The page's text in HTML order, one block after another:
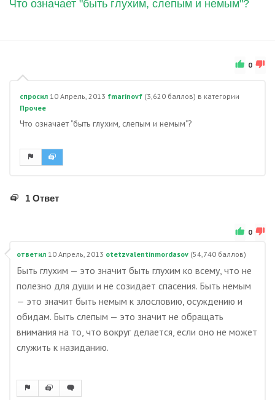
Что означает "быть глухим, слепым и немым"?
0
спросил 10 Апрель, 2013 fmarinovf (3,620 баллов) в категории
Прочее
Что означает "быть глухим, слепым и немым"?
1 Ответ
0
ответил 10 Апрель, 2013 otetzvalentinmordasov (54,740 баллов)
Быть глухим — это значит быть глухим ко всему, что не
полезно для души и не созидает спасения. Быть немым
— это значит быть немым к злословию, осуждению и
обидам. Быть слепым — это значит не обращать
внимания на то, что вокруг делается, если оно не может
служить к назиданию.